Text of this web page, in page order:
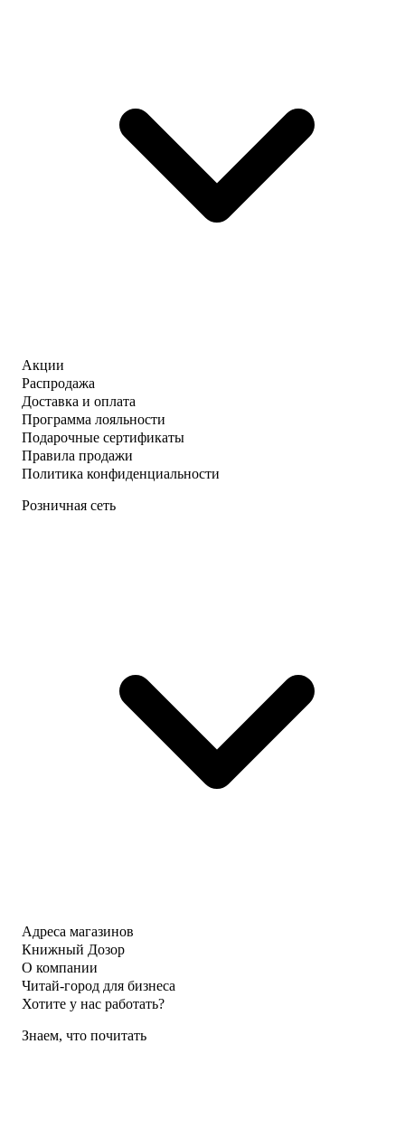
Акции
Распродажа
Доставка и оплата
Программа лояльности
Подарочные сертификаты
Правила продажи
Политика конфиденциальности
Розничная сеть
Адреса магазинов
Книжный Дозор
О компании
Читай-город для бизнеса
Хотите у нас работать?
Знаем, что почитать